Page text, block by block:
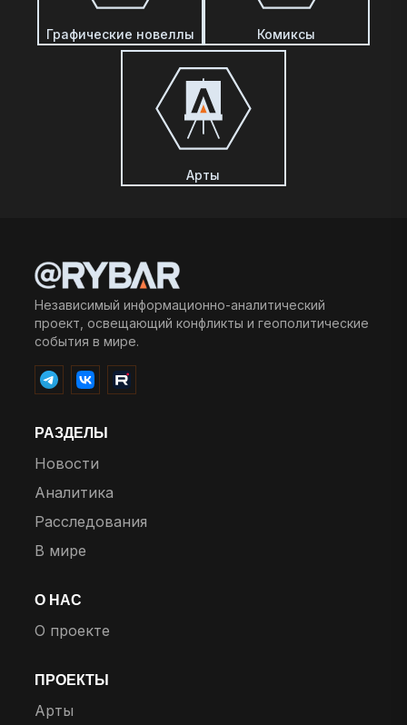
Графические новеллы Комиксы
Арты
Независимый информационно-аналитический
проект, освещающий конфликты и геополитические
события в мире.
РАЗДЕЛЫ
Новости
Аналитика
Расследования
В мире
О НАС
О проекте
ПРОЕКТЫ
Арты